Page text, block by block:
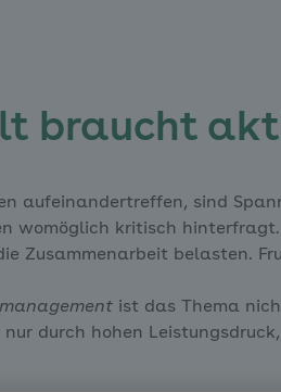
braucht
aufeinandertreffen, sind
womöglich kritisch
Zusammenarbeit belasten.
ist das Thema
durch hohen